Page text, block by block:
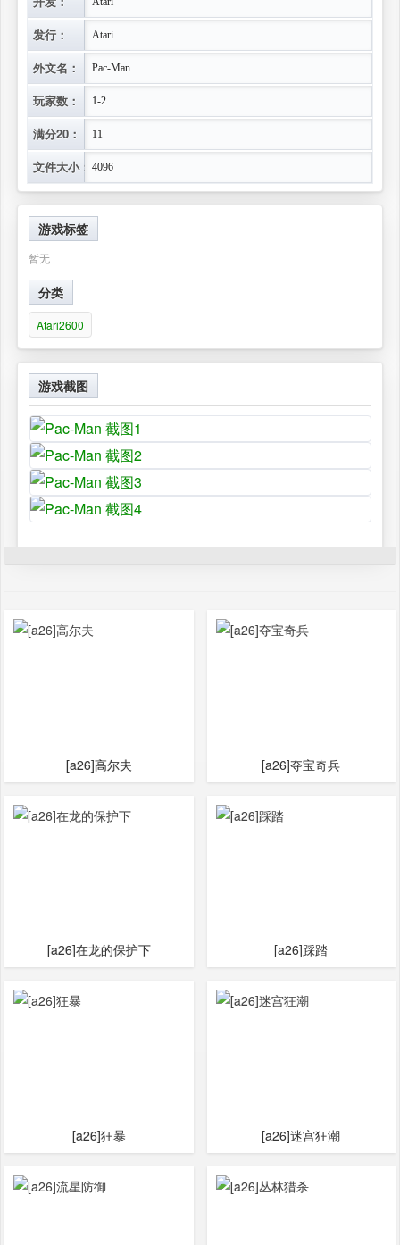
发行： Atari
外文名： Pac-Man
玩家数： 1-2
满分20： 11
文件大小： 4096
游戏标签
暂无
分类
Atari2600
游戏截图
[a26]高尔夫 [a26]夺宝奇兵
[a26]在龙的保护下 [a26]踩踏
[a26]狂暴 [a26]迷宫狂潮